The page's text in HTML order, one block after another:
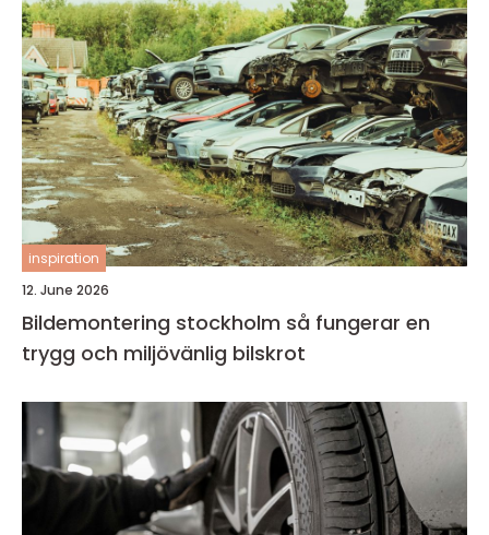
inspiration
12. June 2026
Bildemontering stockholm så fungerar en
trygg och miljövänlig bilskrot